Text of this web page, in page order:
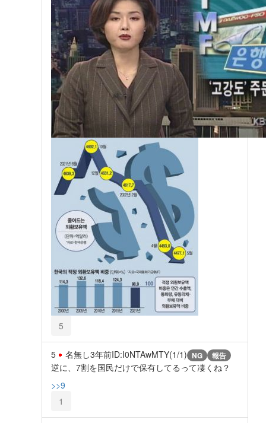
5
5 名無し3年前ID:I0NTAwMTY(1/1) NG 報告
逆に、7割を国民だけで保有してるって凄くね？
>>9
1